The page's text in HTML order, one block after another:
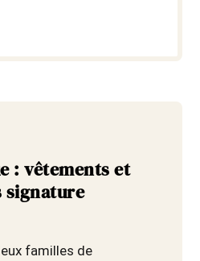
: vêtements et
signature
familles de